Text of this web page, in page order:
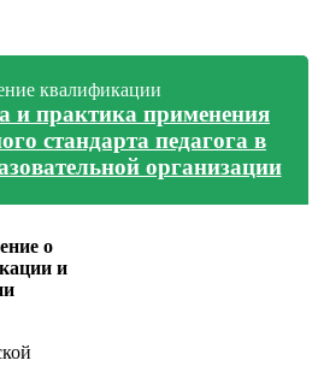
квалификации
и практика применения
стандарта педагога в
организации
о
и